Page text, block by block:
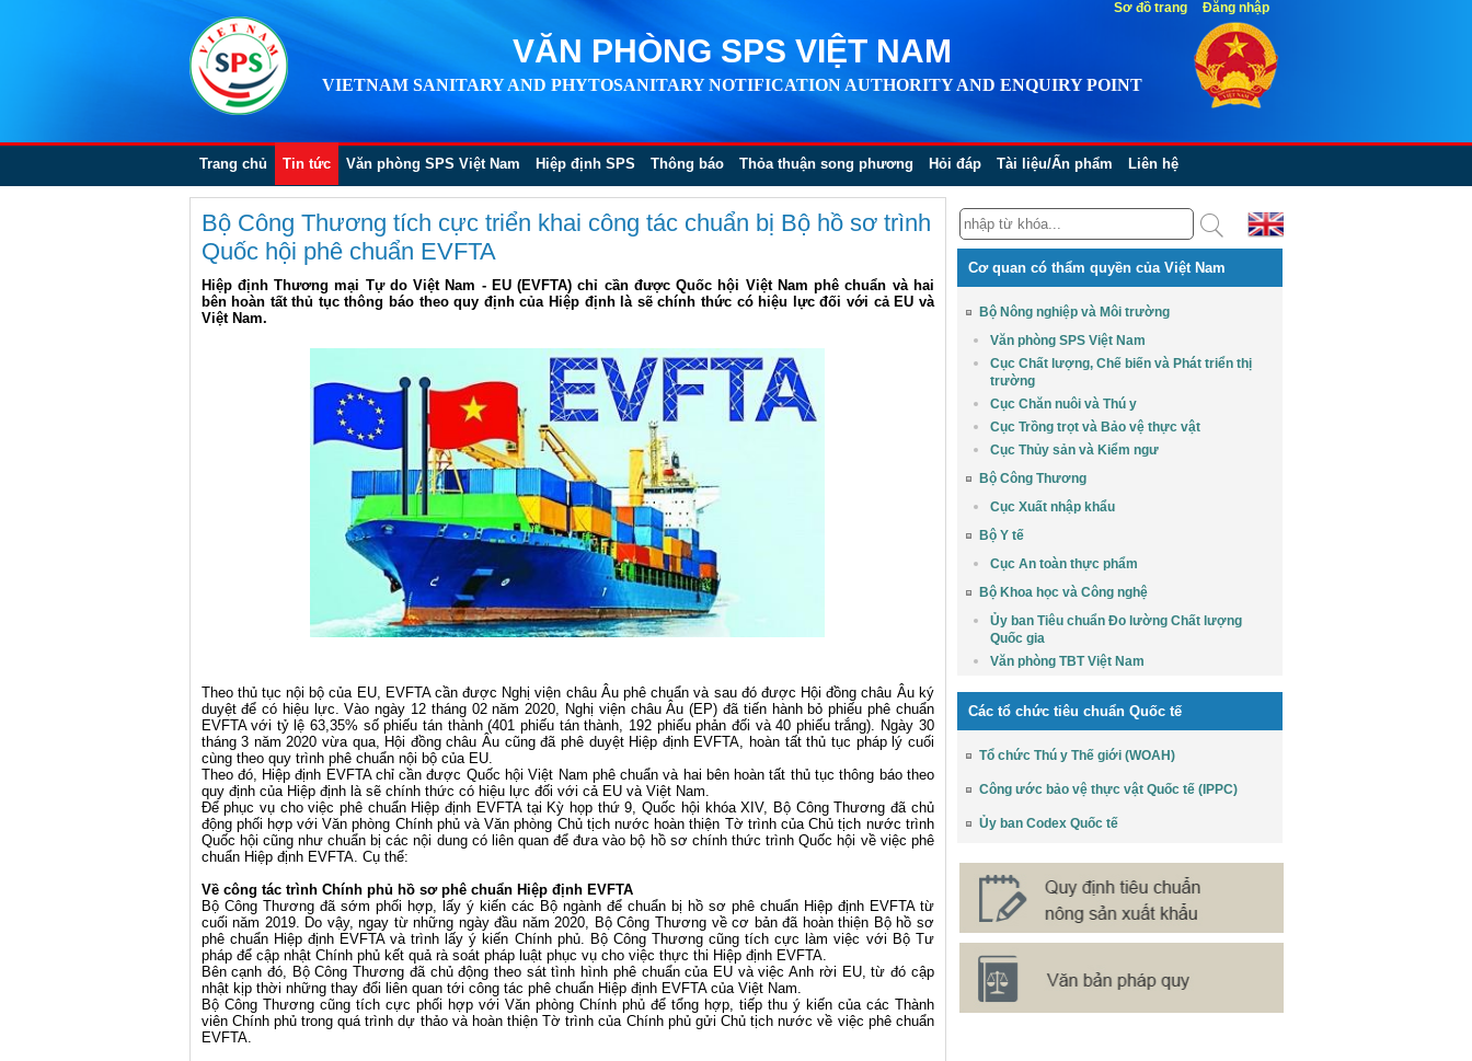
VĂN PHÒNG SPS VIỆT NAM
VIETNAM SANITARY AND PHYTOSANITARY NOTIFICATION AUTHORITY AND ENQUIRY POINT
Trang chủ Tin tức Văn phòng SPS Việt Nam Hiệp định SPS Thông báo Thỏa thuận song phương Hỏi đáp Tài liệu/Ấn phẩm Liên hệ
Bộ Công Thương tích cực triển khai công tác chuẩn bị Bộ hồ sơ trình
Quốc hội phê chuẩn EVFTA
Hiệp định Thương mại Tự do Việt Nam - EU (EVFTA) chỉ cần được Quốc hội Việt Nam phê chuẩn và hai
bên hoàn tất thủ tục thông báo theo quy định của Hiệp định là sẽ chính thức có hiệu lực đối với cả EU và
Việt Nam.
Theo thủ tục nội bộ của EU, EVFTA cần được Nghị viện châu Âu phê chuẩn và sau đó được Hội đồng châu Âu ký
duyệt để có hiệu lực. Vào ngày 12 tháng 02 năm 2020, Nghị viện châu Âu (EP) đã tiến hành bỏ phiếu phê chuẩn
EVFTA với tỷ lệ 63,35% số phiếu tán thành (401 phiếu tán thành, 192 phiếu phản đối và 40 phiếu trắng). Ngày 30
tháng 3 năm 2020 vừa qua, Hội đồng châu Âu cũng đã phê duyệt Hiệp định EVFTA, hoàn tất thủ tục pháp lý cuối
cùng theo quy trình phê chuẩn nội bộ của EU.
Theo đó, Hiệp định EVFTA chỉ cần được Quốc hội Việt Nam phê chuẩn và hai bên hoàn tất thủ tục thông báo theo
quy định của Hiệp định là sẽ chính thức có hiệu lực đối với cả EU và Việt Nam.
Để phục vụ cho việc phê chuẩn Hiệp định EVFTA tại Kỳ họp thứ 9, Quốc hội khóa XIV, Bộ Công Thương đã chủ
động phối hợp với Văn phòng Chính phủ và Văn phòng Chủ tịch nước hoàn thiện Tờ trình của Chủ tịch nước trình
Quốc hội cũng như chuẩn bị các nội dung có liên quan để đưa vào bộ hồ sơ chính thức trình Quốc hội về việc phê
chuẩn Hiệp định EVFTA. Cụ thể:
Về công tác trình Chính phủ hồ sơ phê chuẩn Hiệp định EVFTA
Bộ Công Thương đã sớm phối hợp, lấy ý kiến các Bộ ngành để chuẩn bị hồ sơ phê chuẩn Hiệp định EVFTA từ
cuối năm 2019. Do vậy, ngay từ những ngày đầu năm 2020, Bộ Công Thương về cơ bản đã hoàn thiện Bộ hồ sơ
phê chuẩn Hiệp định EVFTA và trình lấy ý kiến Chính phủ. Bộ Công Thương cũng tích cực làm việc với Bộ Tư
pháp để cập nhật Chính phủ kết quả rà soát pháp luật phục vụ cho việc thực thi Hiệp định EVFTA.
Bên cạnh đó, Bộ Công Thương đã chủ động theo sát tình hình phê chuẩn của EU và việc Anh rời EU, từ đó cập
nhật kịp thời những thay đổi liên quan tới công tác phê chuẩn Hiệp định EVFTA của Việt Nam.
Bộ Công Thương cũng tích cực phối hợp với Văn phòng Chính phủ để tổng hợp, tiếp thu ý kiến của các Thành
viên Chính phủ trong quá trình dự thảo và hoàn thiện Tờ trình của Chính phủ gửi Chủ tịch nước về việc phê chuẩn
EVFTA.
Cơ quan có thẩm quyền của Việt Nam
Bộ Nông nghiệp và Môi trường
Văn phòng SPS Việt Nam
Cục Chất lượng, Chế biến và Phát triển thị
trường
Cục Chăn nuôi và Thú y
Cục Trồng trọt và Bảo vệ thực vật
Cục Thủy sản và Kiểm ngư
Bộ Công Thương
Cục Xuất nhập khẩu
Bộ Y tế
Cục An toàn thực phẩm
Bộ Khoa học và Công nghệ
Ủy ban Tiêu chuẩn Đo lường Chất lượng
Quốc gia
Văn phòng TBT Việt Nam
Các tổ chức tiêu chuẩn Quốc tế
Tổ chức Thú y Thế giới (WOAH)
Công ước bảo vệ thực vật Quốc tế (IPPC)
Ủy ban Codex Quốc tế
Sơ đồ trang Đăng nhập